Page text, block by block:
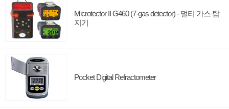
Microtector II G460 (7-gas detector) - 멀티 가스 탐
지기
Pocket Digital Refractometer